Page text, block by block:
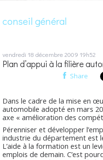
conseil général
vendredi 18 décembre 2009 19h52
Plan d’appui à la filière
Share
Dans le cadre de la mise en
automobile adopté en mars
axe « amélioration des
Pérenniser et développer
industrie du département est
L’aide à la formation est un
emplois de demain. C’est